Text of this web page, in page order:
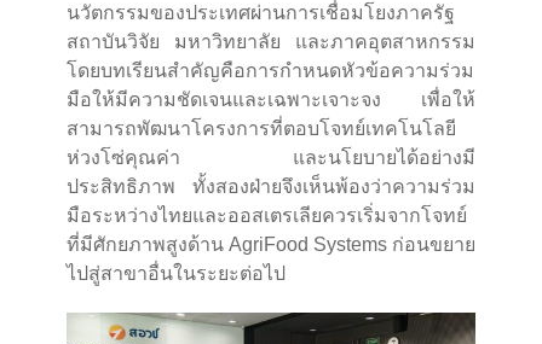
นวัตกรรมของประเทศผ่านการเชื่อมโยงภาครัฐ
สถาบันวิจัย มหาวิทยาลัย และภาคอุตสาหกรรม
โดยบทเรียนสำคัญคือการกำหนดหัวข้อความร่วม
มือให้มีความชัดเจนและเฉพาะเจาะจง เพื่อให้
สามารถพัฒนาโครงการที่ตอบโจทย์เทคโนโลยี
ห่วงโซ่คุณค่า และนโยบายได้อย่างมี
ประสิทธิภาพ ทั้งสองฝ่ายจึงเห็นพ้องว่าความร่วม
มือระหว่างไทยและออสเตรเลียควรเริ่มจากโจทย์
ที่มีศักยภาพสูงด้าน AgriFood Systems ก่อนขยาย
ไปสู่สาขาอื่นในระยะต่อไป